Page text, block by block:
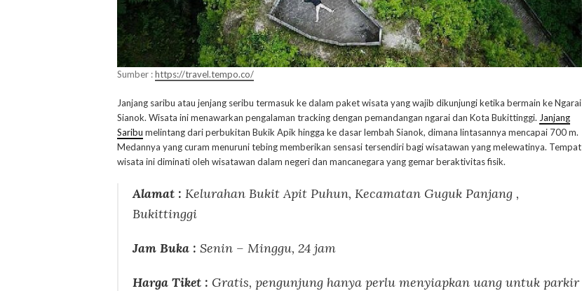
Sumber :https://travel.tempo.co/
Janjang saribu atau jenjang seribu termasuk ke dalam paket wisata yang wajib dikunjungi ketika bermain ke Ngarai
Sianok. Wisata ini menawarkan pengalaman tracking dengan pemandangan ngarai dan Kota Bukittinggi. Janjang
Saribu melintang dari perbukitan Bukik Apik hingga ke dasar lembah Sianok, dimana lintasannya mencapai 700 m.
Medannya yang curam menuruni tebing memberikan sensasi tersendiri bagi wisatawan yang melewatinya. Tempat
wisata ini diminati oleh wisatawan dalam negeri dan mancanegara yang gemar beraktivitas fisik.
Alamat : Kelurahan Bukit Apit Puhun, Kecamatan Guguk Panjang ,
Bukittinggi
Jam Buka : Senin – Minggu, 24 jam
Harga Tiket : Gratis, pengunjung hanya perlu menyiapkan uang untuk parkir